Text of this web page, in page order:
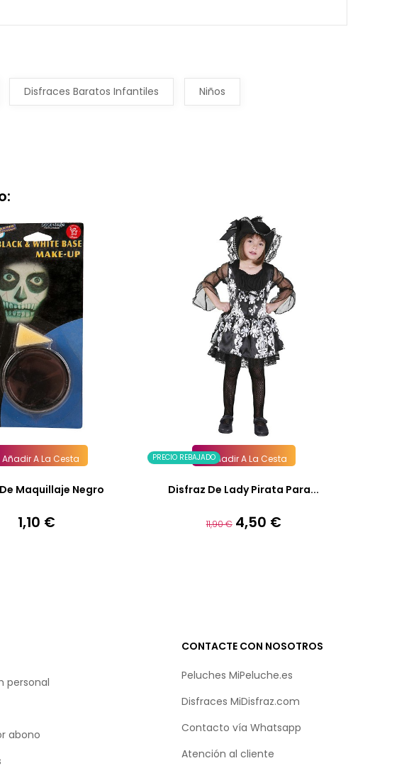
Disfraces Baratos Infantiles Niños
Añadir A La Cesta
Maquillaje Negro
Precio
1,10 €
PRECIO REBAJADOAñadir A La Cesta
Disfraz De Lady Pirata Para...
Precio
11,90 € Precio
4,50 €
personal
abono
CONTACTE CON NOSOTROS
Peluches MiPeluche.es
Disfraces MiDisfraz.com
Contacto vía Whatsapp
Atención al cliente